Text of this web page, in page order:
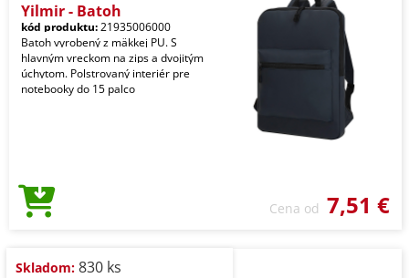
Yilmir - Batoh
kód produktu:21935006000
Batoh vyrobený z mäkkej PU. S
hlavným vreckom na zips a dvojitým
úchytom. Polstrovaný interiér pre
notebooky do 15 palco
Cena od 7,51 €
Skladom: 830 ks